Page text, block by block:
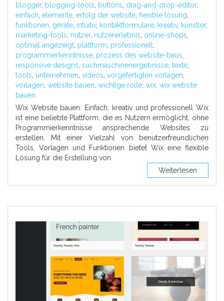
blogger, blogging-tools, buttons, drag-and-drop-editor,
einfach, elemente, erfolg der website, flexible lösung,
funktionen, geräte, intuitiv, kontaktformulare, kreativ, künstler,
marketing-tools, nutzer, nutzererlebnis, online-shops,
optimal angezeigt, plattform, professionell,
programmierkenntnisse, prozess des website-baus,
responsive designs, suchmaschinenergebnisse, texte,
tools, unternehmen, videos, vorgefertigten vorlagen,
vorlagen, website bauen, wichtige rolle, wix, wix website
bauen
Wix Website bauen: Einfach, kreativ und professionell Wix
ist eine beliebte Plattform, die es Nutzern ermöglicht, ohne
Programmierkenntnisse ansprechende Websites zu
erstellen. Mit einer Vielzahl von benutzerfreundlichen
Tools, Vorlagen und Funktionen bietet Wix eine flexible
Lösung für die Erstellung von
Weiterlesen